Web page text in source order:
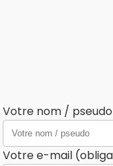
Votre nom / pseudo
Votre e-mail